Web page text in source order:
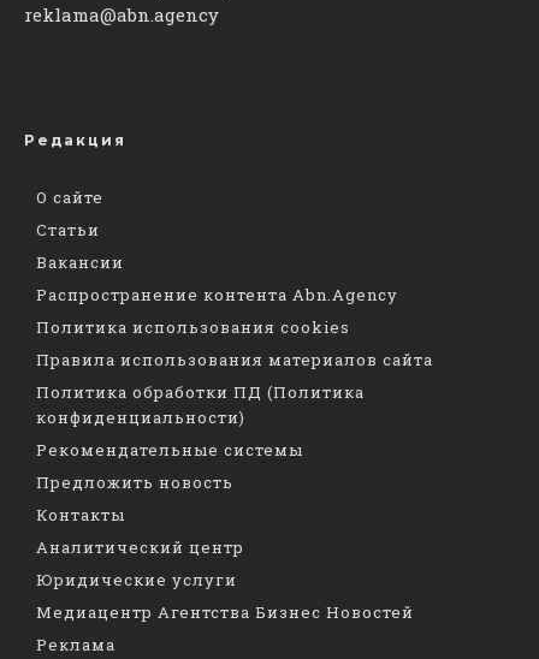
reklama@abn.agency
Редакция
О сайте
Статьи
Вакансии
Распространение контента Abn.Agency
Политика использования cookies
Правила использования материалов сайта
Политика обработки ПД (Политика
конфиденциальности)
Рекомендательные системы
Предложить новость
Контакты
Аналитический центр
Юридические услуги
Медиацентр Агентства Бизнес Новостей
Реклама